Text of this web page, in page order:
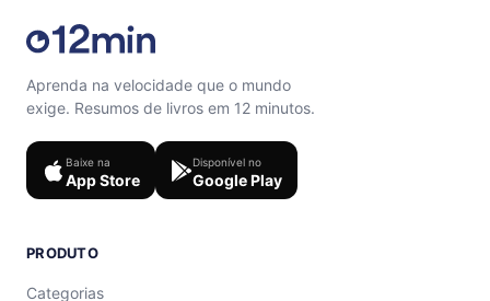
Aprenda na velocidade que o mundo
exige. Resumos de livros em 12 minutos.
Baixe na
App Store
Disponível no
Google Play
PRODUTO
Categorias